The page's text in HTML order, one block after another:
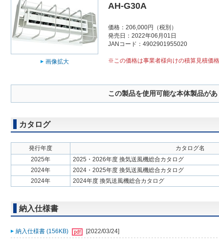
画像拡大
AH-G30A
価格：206,000円（税別）
発売日：2022年06月01日
JANコード：4902901955020
※この価格は事業者様向けの積算見積価
この製品を使用可能な本体製品が
カタログ
発行年度
カタログ名
2025年
2025・2026年度 換気送風機総合カタログ
2024年
2024・2025年度 換気送風機総合カタログ
2024年
2024年度 換気送風機総合カタログ
納入仕様書
納入仕様書 (156KB) [2022/03/24]